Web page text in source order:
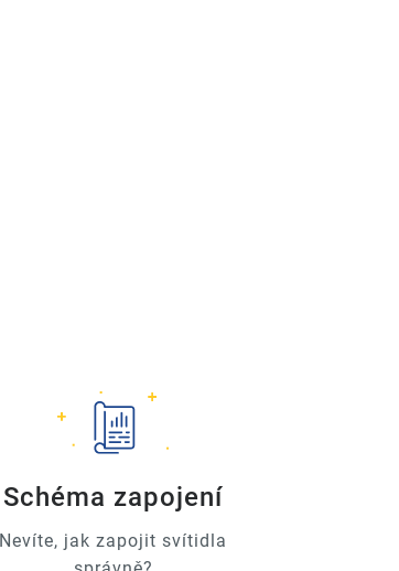
Schéma zapojení
Nevíte, jak zapojit svítidla